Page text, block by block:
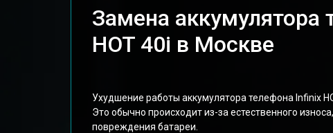
Замена аккумулятора
HOT 40i в Москве
Ухудшение работы аккумулятора телефона Infinix
Это обычно происходит из-за естественного
повреждения батареи.